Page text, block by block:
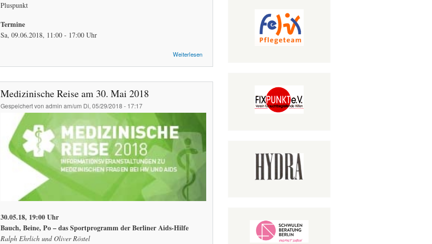
Pluspunkt
Termine
Sa, 09.06.2018, 11:00 - 17:00 Uhr
Weiterlesen
Medizinische Reise am 30. Mai 2018
Gespeichert von admin am/um Di, 05/29/2018 - 17:17
30.05.18, 19:00 Uhr
Bauch, Beine, Po – das Sportprogramm der Berliner Aids-Hilfe
Ralph Ehrlich und Oliver Röstel